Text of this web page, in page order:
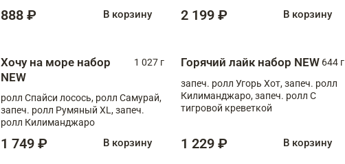
888 ₽ В корзину
Медовая креветка
2 199 ₽ В корзину
Хочу на море набор
NEW
1 027 г
ролл Спайси лосось, ролл Самурай,
запеч. ролл Румяный XL, запеч.
ролл Килиманджаро
1 749 ₽ В корзину
Горячий лайк набор NEW 644 г
запеч. ролл Угорь Хот, запеч. ролл
Килиманджаро, запеч. ролл С
тигровой креветкой
1 229 ₽ В корзину